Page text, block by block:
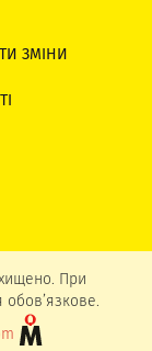
ЗМІНИ
При
обов’язкове.